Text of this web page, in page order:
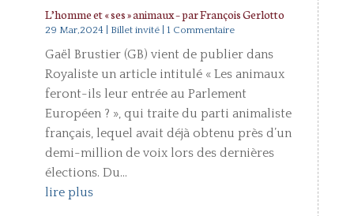
L’homme et « ses » animaux – par François Gerlotto
29 Mar,2024 Billet invité| 1 Commentaire
Gaël Brustier (GB) vient de publier dans
Royaliste un article intitulé « Les animaux
feront-ils leur entrée au Parlement
Européen ? », qui traite du parti animaliste
français, lequel avait déjà obtenu près d’un
demi-million de voix lors des dernières
élections. Du...
lire plus